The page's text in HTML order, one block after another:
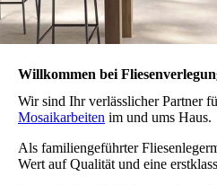
Willkommen bei
Wir sind Ihr verlässlicher Partner
Mosaikarbeiten im und ums Haus.
Als familiengeführter
Wert auf Qualität und eine